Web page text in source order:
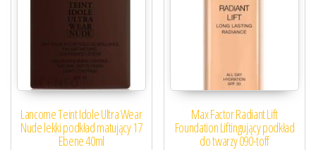
Lancome Teint Idole Ultra Wear
Nude lekki podkład matujący 17
Ebene 40ml
Max Factor Radiant Lift
Foundation Liftingujący podkład
do twarzy 090-toff